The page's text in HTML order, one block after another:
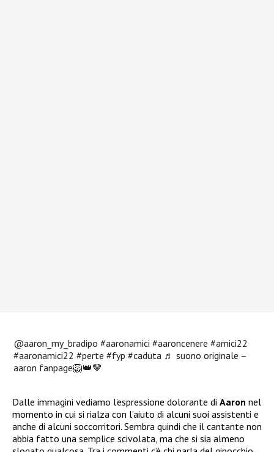
@aaron_my_bradipo #aaronamici #aaroncenere #amici22
#aaronamici22 #perte #fyp #caduta ♬ suono originale –
aaron fanpage🦁👑🤎
Dalle immagini vediamo l’espressione dolorante di Aaron nel
momento in cui si rialza con l’aiuto di alcuni suoi assistenti e
anche di alcuni soccorritori. Sembra quindi che il cantante non
abbia fatto una semplice scivolata, ma che si sia almeno